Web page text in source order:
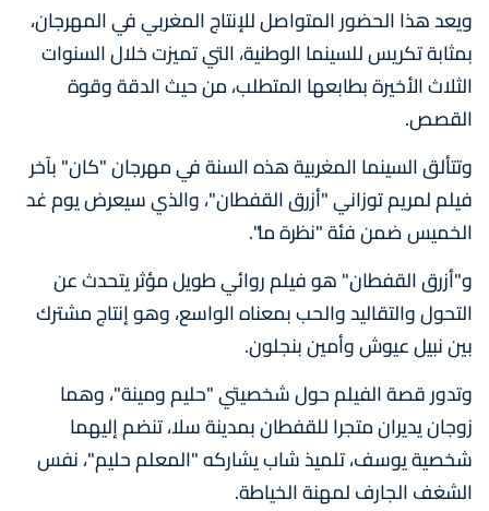
ويعد هذا الحضور المتواصل للإنتاج المغربي في المهرجان،
بمثابة تكريس للسينما الوطنية، التي تميزت خلال السنوات
الثلاث الأخيرة بطابعها المتطلب، من حيث الدقة وقوة
القصص.
وتتألق السينما المغربية هذه السنة في مهرجان "كان" بآخر
فيلم لمريم توزاني "أزرق القفطان"، والذي سيعرض يوم غد
الخميس ضمن فئة "نظرة ما".
و"أزرق القفطان" هو فيلم روائي طويل مؤثر يتحدث عن
التحول والتقاليد والحب بمعناه الواسع، وهو إنتاج مشترك
بين نبيل عيوش وأمين بنجلون.
وتدور قصة الفيلم حول شخصيتي "حليم ومينة"، وهما
زوجان يديران متجرا للقفطان بمدينة سلا، تنضم إليهما
شخصية يوسف، تلميذ شاب يشاركه "المعلم حليم"، نفس
الشغف الجارف لمهنة الخياطة.